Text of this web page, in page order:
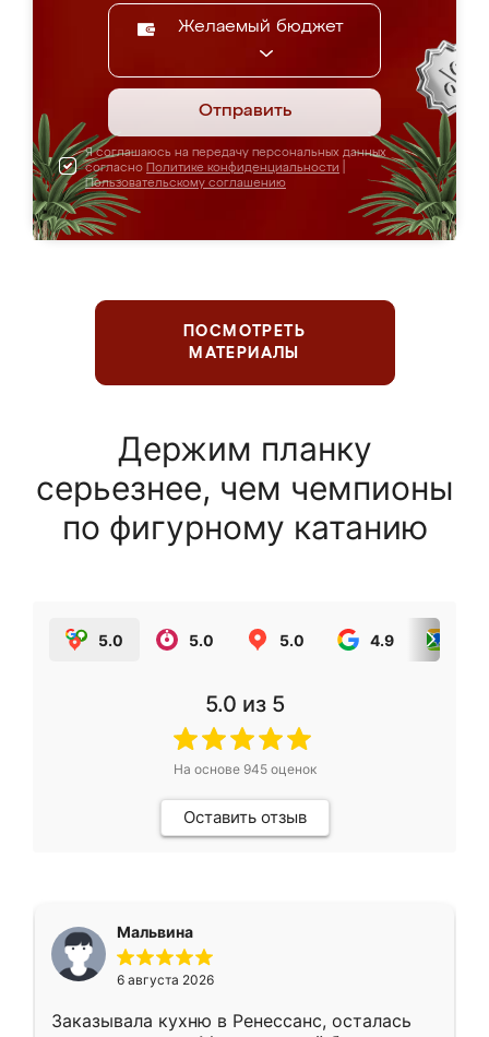
Желаемый бюджет
Отправить
Я соглашаюсь на передачу персональных данных
согласно Политике конфиденциальности
Пользовательскому соглашению
ПОСМОТРЕТЬ
МАТЕРИАЛЫ
Держим планку
серьезнее, чем чемпионы
по фигурному катанию
5.0 5.0 5.0 4.9
5.0 из 5
На основе 945оценок
Оставить отзыв
Мальвина
6 августа 2026
Заказывала кухню в Ренессанс, осталась